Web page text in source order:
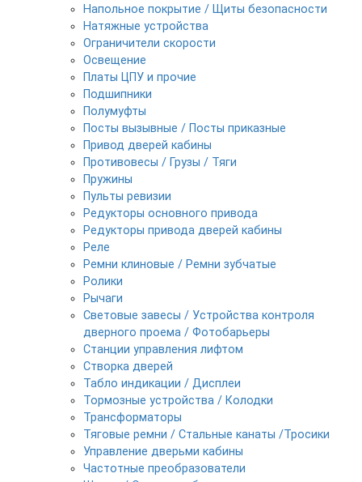
Напольное покрытие / Щиты безопасности
Натяжные устройства
Ограничители скорости
Освещение
Платы ЦПУ и прочие
Подшипники
Полумуфты
Посты вызывные / Посты приказные
Привод дверей кабины
Противовесы / Грузы / Тяги
Пружины
Пульты ревизии
Редукторы основного привода
Редукторы привода дверей кабины
Реле
Ремни клиновые / Ремни зубчатые
Ролики
Рычаги
Световые завесы / Устройства контроля
дверного проема / Фотобарьеры
Станции управления лифтом
Створка дверей
Табло индикации / Дисплеи
Тормозные устройства / Колодки
Трансформаторы
Тяговые ремни / Стальные канаты /Тросики
Управление дверьми кабины
Частотные преобразователи